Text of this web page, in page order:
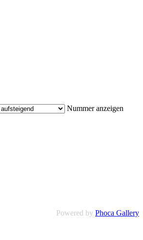
Nummer anzeigen
Powered by Phoca Gallery